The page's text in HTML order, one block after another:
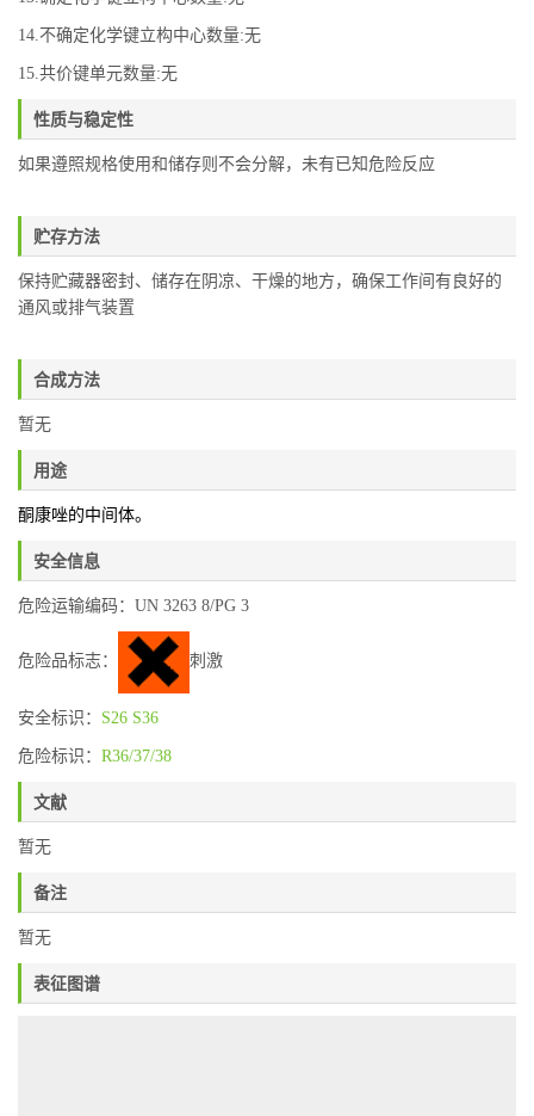
14.不确定化学键立构中心数量:无
15.共价键单元数量:无
性质与稳定性
如果遵照规格使用和储存则不会分解，未有已知危险反应
贮存方法
保持贮藏器密封、储存在阴凉、干燥的地方，确保工作间有良好的
通风或排气装置
合成方法
暂无
用途
酮康唑的中间体。
安全信息
危险运输编码：UN 3263 8/PG 3
危险品标志： 刺激
安全标识： S26 S36
危险标识： R36/37/38
文献
暂无
备注
暂无
表征图谱